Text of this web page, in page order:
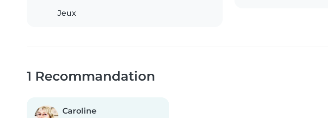
Jeux
1 Recommandation
Caroline